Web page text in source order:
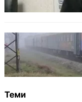
жена
Теми